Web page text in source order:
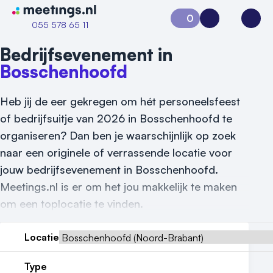
Naar home van Meetings
055 578 65 11
Vraag locatie aan
Locatiegids
Meld locatie aan
0
Aanvraag 0Inloggen
Bedrijfsevenement in
Bosschenhoofd
Heb jij de eer gekregen om hét personeelsfeest
of bedrijfsuitje van 2026 in Bosschenhoofd te
organiseren? Dan ben je waarschijnlijk op zoek
naar een originele of verrassende locatie voor
jouw bedrijfsevenement in Bosschenhoofd.
Meetings.nl is er om het jou makkelijk te maken
om een toplocatie te vinden.
Locatie
Type